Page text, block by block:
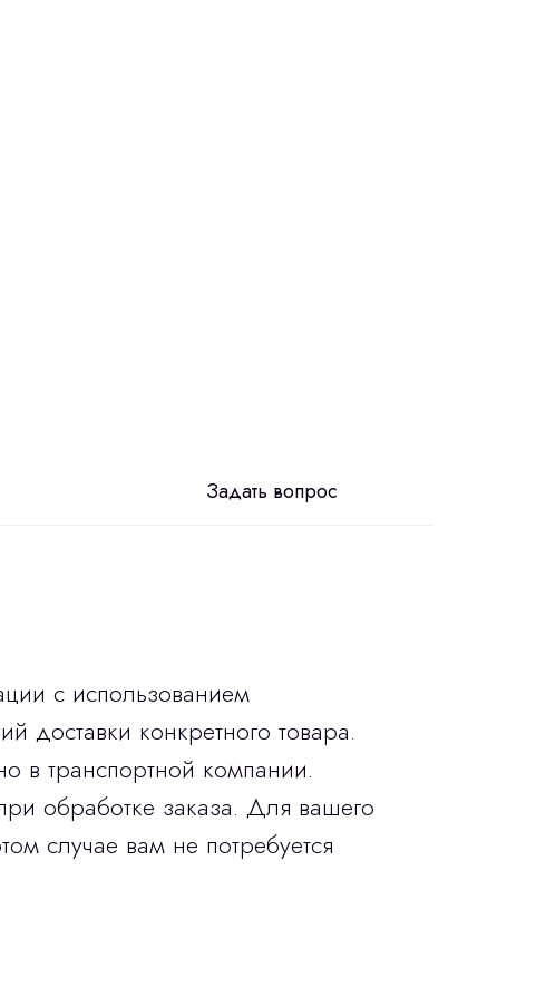
Задать вопрос
с использованием
доставки конкретного товара.
в транспортной компании.
обработке заказа. Для вашего
случае вам не потребуется